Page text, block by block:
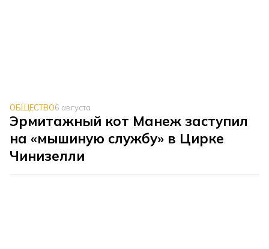
ОБЩЕСТВО6 августа
Эрмитажный кот Манеж заступил
на «мышиную службу» в Цирке
Чинизелли